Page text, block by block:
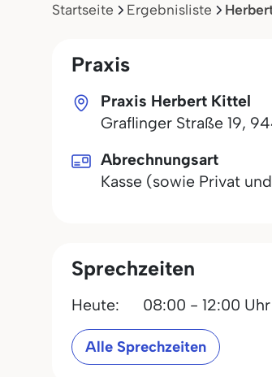
Startseite Ergebnisliste
Praxis
Praxis Herbert Kittel
Graflinger Straße 19,
Abrechnungsart
Kasse (sowie Privat
Sprechzeiten
Heute: 08:00 - 12:00 Uhr
Alle Sprechzeiten